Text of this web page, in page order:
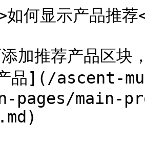
如何显示产品推
加推荐产品区块
产品](/ascent-
pages/